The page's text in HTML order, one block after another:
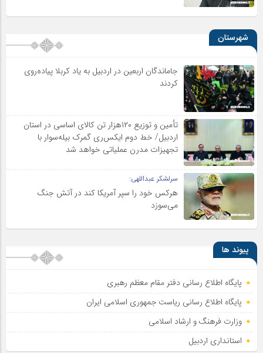
شهرستان
جاماندگان اربعین در اردبیل به یاد کربلا پیاده‌روی
کردند
تأمین و توزیع ۱۲۰هزار تن کالای اساسی در استان
اردبیل/ خط دوم ایکس‌ری گمرک بیله‌سوار با
تجهیزات مدرن عملیاتی خواهد شد
سرلشکر عبداللهی:
هرکس خود را سپر آمریکا کند در آتش جنگ
می‌سوزد
پیوند ها
پایگاه اطلاع رسانی دفتر مقام معظم رهبری
پایگاه اطلاع‌ رسانی ریاست‌ جمهوری اسلامی ایران
وزارت فرهنگ و ارشاد اسلامی
استانداری اردبیل